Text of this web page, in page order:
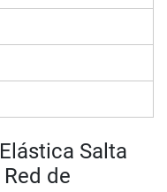
Salta
de